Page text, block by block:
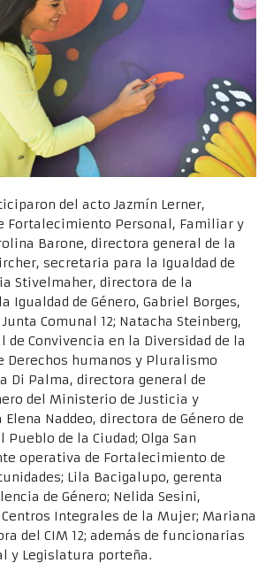
del acto Jazmín Lerner,
Fortalecimiento Personal, Familiar y
Barone, directora general de la
secretaria para la Igualdad de
Stivelmaher, directora de la
Igualdad de Género, Gabriel Borges,
Comunal 12; Natacha Steinberg,
de Convivencia en la Diversidad de la
Derechos humanos y Pluralismo
Di Palma, directora general de
del Ministerio de Justicia y
Elena Naddeo, directora de Género de
Pueblo de la Ciudad; Olga San
operativa de Fortalecimiento de
Lila Bacigalupo, gerenta
de Género; Nelida Sesini,
Integrales de la Mujer; Mariana
del CIM 12; además de funcionarias
y Legislatura porteña.